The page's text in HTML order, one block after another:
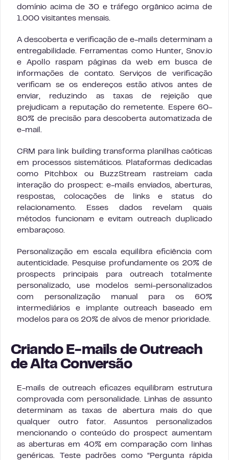
domínio acima de 30 e tráfego orgânico acima de
1.000 visitantes mensais.
A descoberta e verificação de e-mails determinam a
entregabilidade. Ferramentas como Hunter, Snov.io
e Apollo raspam páginas da web em busca de
informações de contato. Serviços de verificação
verificam se os endereços estão ativos antes de
enviar, reduzindo as taxas de rejeição que
prejudicam a reputação do remetente. Espere 60-
80% de precisão para descoberta automatizada de
e-mail.
CRM para link building transforma planilhas caóticas
em processos sistemáticos. Plataformas dedicadas
como Pitchbox ou BuzzStream rastreiam cada
interação do prospect: e-mails enviados, aberturas,
respostas, colocações de links e status do
relacionamento. Esses dados revelam quais
métodos funcionam e evitam outreach duplicado
embaraçoso.
Personalização em escala equilibra eficiência com
autenticidade. Pesquise profundamente os 20% de
prospects principais para outreach totalmente
personalizado, use modelos semi-personalizados
com personalização manual para os 60%
intermediários e implante outreach baseado em
modelos para os 20% de alvos de menor prioridade.
Criando E-mails de Outreach
de Alta Conversão
E-mails de outreach eficazes equilibram estrutura
comprovada com personalidade. Linhas de assunto
determinam as taxas de abertura mais do que
qualquer outro fator. Assuntos personalizados
mencionando o conteúdo do prospect aumentam
as aberturas em 40% em comparação com linhas
genéricas. Teste padrões como “Pergunta rápida